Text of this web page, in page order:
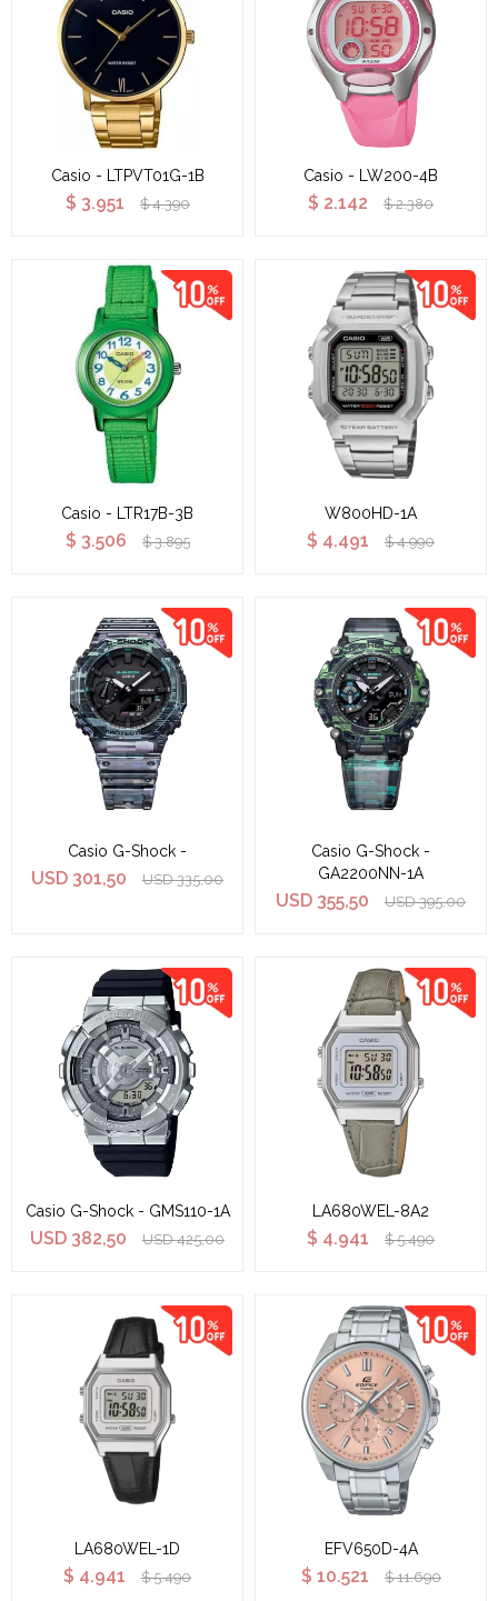
Casio - LTPVT01G-1B
$ 3.951 $ 4.390
Casio - LW200-4B
$ 2.142 $ 2.380
Casio - LTR17B-3B
$ 3.506 $ 3.895
W800HD-1A
$ 4.491 $ 4.990
Casio G-Shock -
USD 301,50 USD 335,00
Casio G-Shock -
GA2200NN-1A
USD 355,50 USD 395,00
Casio G-Shock - GMS110-1A
USD 382,50 USD 425,00
LA680WEL-8A2
$ 4.941 $ 5.490
LA680WEL-1D
$ 4.941 $ 5.490
EFV650D-4A
$ 10.521 $ 11.690